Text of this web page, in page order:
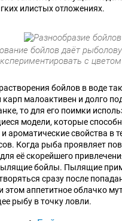
илистых отложениях.
бойлов даёт
с
бойлов в воде
карп малоактивен и долго
то для его поимки
модели, которые
и ароматические свойства в
Когда рыба проявляет
её скорейшего
бойлы. Пылящие
сразу после
этом аппетитное облачко
рыбу в точку ловли.